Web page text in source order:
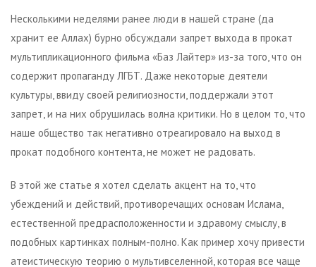
Несколькими неделями ранее люди в нашей стране (да
хранит ее Аллах) бурно обсуждали запрет выхода в прокат
мультипликационного фильма «Баз Лайтер» из-за того, что он
содержит пропаганду ЛГБТ. Даже некоторые деятели
культуры, ввиду своей религиозности, поддержали этот
запрет, и на них обрушилась волна критики. Но в целом то, что
наше общество так негативно отреагировало на выход в
прокат подобного контента, не может не радовать.
В этой же статье я хотел сделать акцент на то, что
убеждений и действий, противоречащих основам Ислама,
естественной предрасположенности и здравому смыслу, в
подобных картинках полным-полно. Как пример хочу привести
атеистическую теорию о мультивселенной, которая все чаще